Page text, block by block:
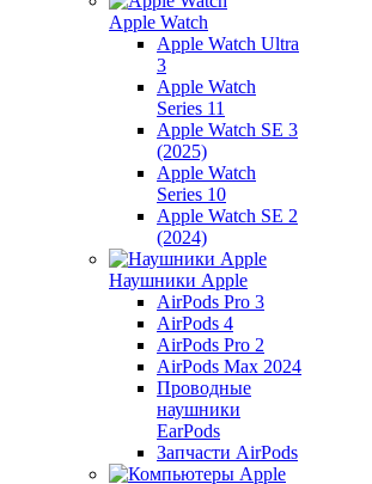
Apple Watch
Apple Watch Ultra
3
Apple Watch
Series 11
Apple Watch SE 3
(2025)
Apple Watch
Series 10
Apple Watch SE 2
(2024)
Наушники Apple
AirPods Pro 3
AirPods 4
AirPods Pro 2
AirPods Max 2024
Проводные
наушники
EarPods
Запчасти AirPods